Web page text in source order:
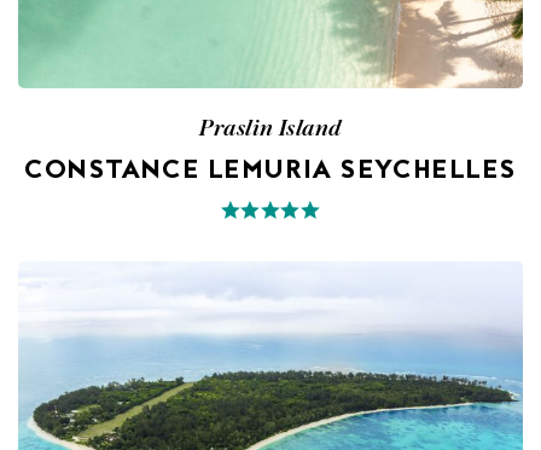
Praslin Island
CONSTANCE LEMURIA SEYCHELLES